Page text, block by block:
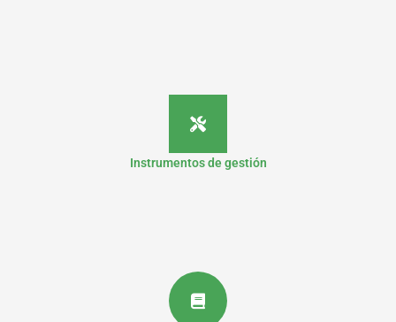
Instrumentos de gestión